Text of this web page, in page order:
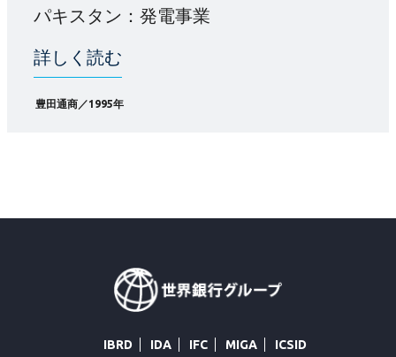
豊田通商／1995年
パキスタン：発電事業
詳しく読む
IBRD IDA IFC MIGA ICSID